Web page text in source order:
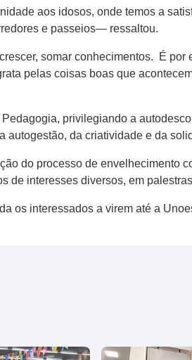
aos idosos, onde temos a
e passeios— ressaltou.
somar conhecimentos. É
pelas coisas boas que
privilegiando a
autogestão, da criatividade e da
do processo de envelhecimento
de interesses diversos, em
os interessados a virem até a